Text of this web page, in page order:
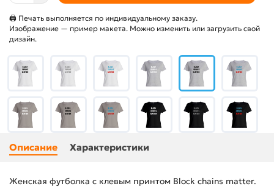
🖨 Печать выполняется по индивидуальному заказу.
Изображение — пример макета. Можно изменить или загрузить свой
дизайн.
Описание Характеристики
Женская футболка с клевым принтом Block chains matter.